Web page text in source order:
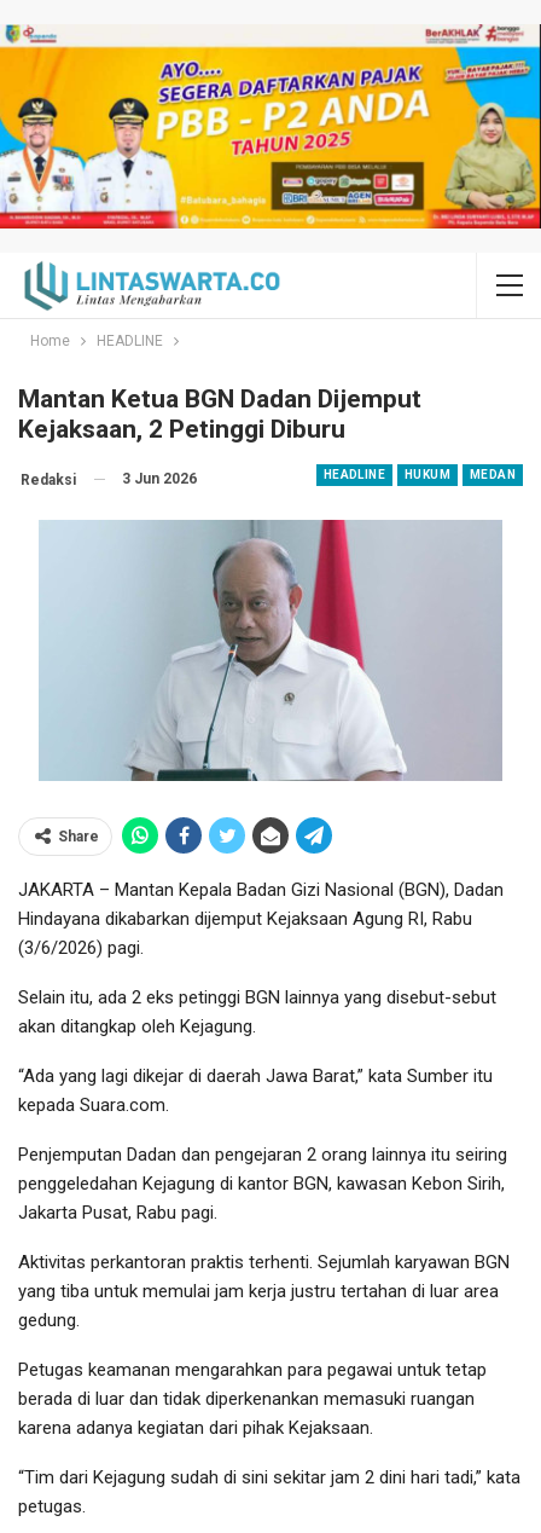
Home HEADLINE
Mantan Ketua BGN Dadan Dijemput
Kejaksaan, 2 Petinggi Diburu
HEADLINE HUKUM MEDAN
Redaksi 3 Jun 2026
Share
JAKARTA – Mantan Kepala Badan Gizi Nasional (BGN), Dadan
Hindayana dikabarkan dijemput Kejaksaan Agung RI, Rabu
(3/6/2026) pagi.
Selain itu, ada 2 eks petinggi BGN lainnya yang disebut-sebut
akan ditangkap oleh Kejagung.
“Ada yang lagi dikejar di daerah Jawa Barat,” kata Sumber itu
kepada Suara.com.
Penjemputan Dadan dan pengejaran 2 orang lainnya itu seiring
penggeledahan Kejagung di kantor BGN, kawasan Kebon Sirih,
Jakarta Pusat, Rabu pagi.
Aktivitas perkantoran praktis terhenti. Sejumlah karyawan BGN
yang tiba untuk memulai jam kerja justru tertahan di luar area
gedung.
Petugas keamanan mengarahkan para pegawai untuk tetap
berada di luar dan tidak diperkenankan memasuki ruangan
karena adanya kegiatan dari pihak Kejaksaan.
“Tim dari Kejagung sudah di sini sekitar jam 2 dini hari tadi,” kata
petugas.